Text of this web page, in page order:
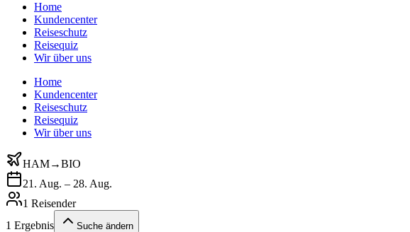
Home
Kundencenter
Reiseschutz
Reisequiz
Wir über uns
Home
Kundencenter
Reiseschutz
Reisequiz
Wir über uns
HAM→BIO
21. Aug. – 28. Aug.
1 Reisender
1 Ergebnis Suche ändern